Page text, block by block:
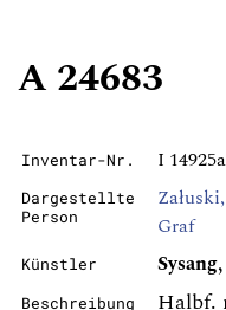
A 24683
Inventar-Nr. I 14925a
Dargestellte
Person
Graf
Künstler
Beschreibung
Halbf.